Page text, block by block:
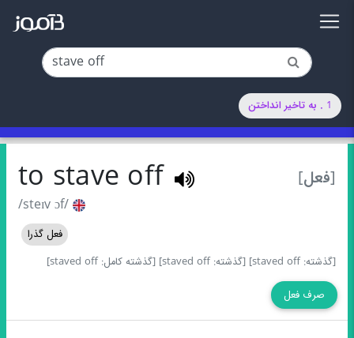
1 . به تاخیر انداختن
[فعل] to stave off
/steɪv ɔf/
فعل گذرا
[گذشته: staved off]
[گذشته: staved off] [گذشته کامل: staved off]
صرف فعل